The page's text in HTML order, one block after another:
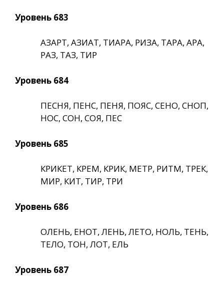
Уровень 683
АЗАРТ, АЗИАТ, ТИАРА, РИЗА, ТАРА, АРА,
РАЗ, ТАЗ, ТИР
Уровень 684
ПЕСНЯ, ПЕНС, ПЕНЯ, ПОЯС, СЕНО, СНОП,
НОС, СОН, СОЯ, ПЕС
Уровень 685
КРИКЕТ, КРЕМ, КРИК, МЕТР, РИТМ, ТРЕК,
МИР, КИТ, ТИР, ТРИ
Уровень 686
ОЛЕНЬ, ЕНОТ, ЛЕНЬ, ЛЕТО, НОЛЬ, ТЕНЬ,
ТЕЛО, ТОН, ЛОТ, ЕЛЬ
Уровень 687